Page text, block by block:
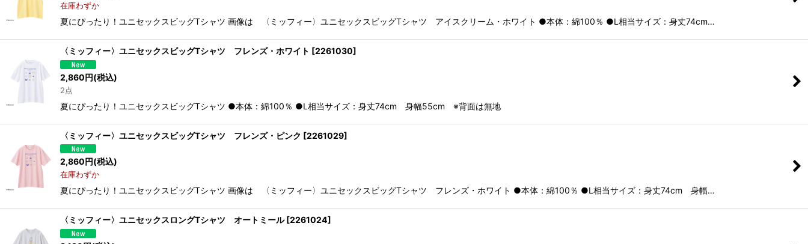
在庫わずか
夏にぴったり！ユニセックスビッグTシャツ 画像は 〈ミッフィー〉ユニセックスビッグTシャツ アイスクリーム・ホワイト ●本体：綿100％ ●L相当サイズ：身丈74cm…
〈ミッフィー〉ユニセックスビッグTシャツ フレンズ・ホワイト [2261030]
2,860円(税込)
2点
夏にぴったり！ユニセックスビッグTシャツ ●本体：綿100％ ●L相当サイズ：身丈74cm 身幅55cm ※背面は無地
〈ミッフィー〉ユニセックスビッグTシャツ フレンズ・ピンク [2261029]
2,860 円(税込)
在庫わずか
夏にぴったり！ユニセックスビッグTシャツ 画像は 〈ミッフィー〉ユニセックスビッグTシャツ フレンズ・ホワイト ●本体：綿100％ ●L相当サイズ：身丈74cm 身幅…
〈ミッフィー〉ユニセックスロングTシャツ オートミール [2261024]